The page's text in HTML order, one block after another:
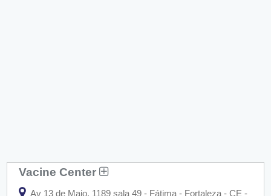
Vacine Center
Av 13 de Maio, 1189 sala 49 - Fátima - Fortaleza - CE -